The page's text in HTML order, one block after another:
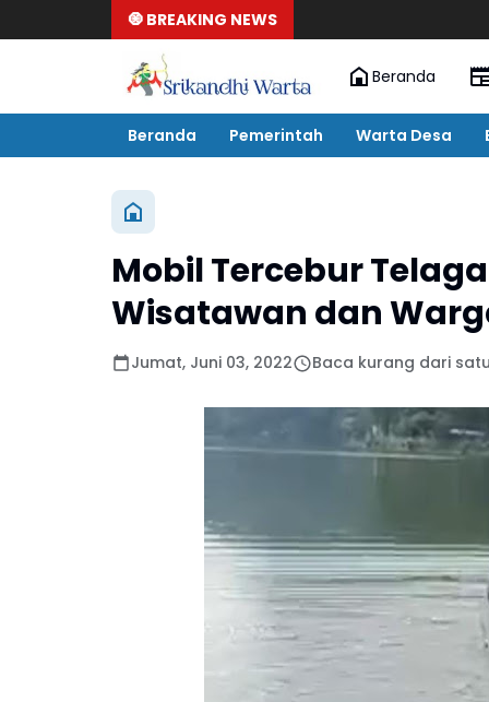
🧿 BREAKING NEWS
Beranda
Beranda Pemerintah Warta Desa
Mobil Tercebur
Wisatawan dan
Jumat, Juni 03, 2022 Baca kurang dari